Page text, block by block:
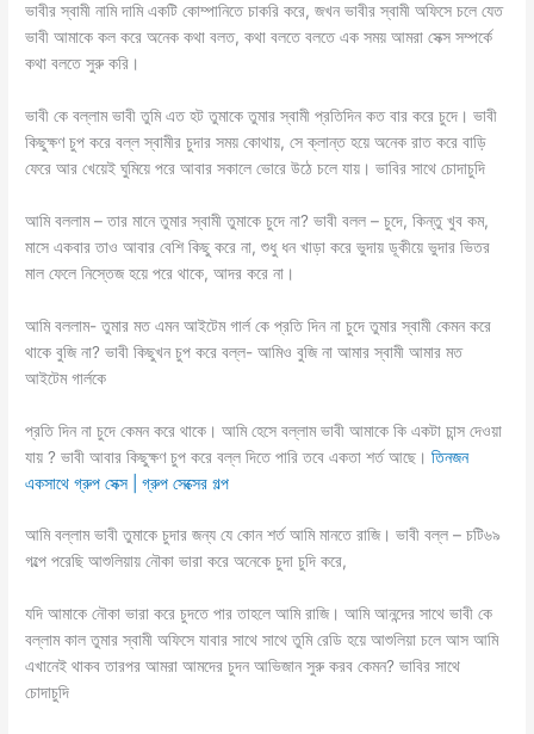
ভাবীর স্বামী নামি দামি একটি কোম্পানিতে চাকরি করে, জখন ভাবীর স্বামী অফিসে চলে যেত
ভাবী আমাকে কল করে অনেক কথা বলত, কথা বলতে বলতে এক সময় আমরা সেক্স সম্পর্কে
কথা বলতে সুরু করি।
ভাবী কে বল্লাম ভাবী তুমি এত হট তুমাকে তুমার স্বামী প্রতিদিন কত বার করে চুদে। ভাবী
কিছুক্ষণ চুপ করে বল্ল স্বামীর চুদার সময় কোথায়, সে ক্লান্ত হয়ে অনেক রাত করে বাড়ি
ফেরে আর খেয়েই ঘুমিয়ে পরে আবার সকালে ভোরে উঠে চলে যায়। ভাবির সাথে চোদাচুদি
আমি বললাম – তার মানে তুমার স্বামী তুমাকে চুদে না? ভাবী বলল – চুদে, কিন্তু খুব কম,
মাসে একবার তাও আবার বেশি কিছু করে না, শুধু ধন খাড়া করে ভুদায় ডূকীয়ে ভুদার ভিতর
মাল ফেলে নিস্তেজ হয়ে পরে থাকে, আদর করে না।
আমি বললাম- তুমার মত এমন আইটেম গার্ল কে প্রতি দিন না চুদে তুমার স্বামী কেমন করে
থাকে বুজি না? ভাবী কিছুখন চুপ করে বল্ল- আমিও বুজি না আমার স্বামী আমার মত
আইটেম গার্লকে
প্রতি দিন না চুদে কেমন করে থাকে। আমি হেসে বল্লাম ভাবী আমাকে কি একটা চান্স দেওয়া
যায় ? ভাবী আবার কিছুক্ষণ চুপ করে বল্ল দিতে পারি তবে একতা শর্ত আছে।তিনজন
একসাথে গ্রুপ সেক্স | গ্রুপ সেক্সের গল্প
আমি বল্লাম ভাবী তুমাকে চুদার জন্য যে কোন শর্ত আমি মানতে রাজি। ভাবী বল্ল – চটি৬৯
গল্পে পরেছি আশুলিয়ায় নৌকা ভারা করে অনেকে চুদা চুদি করে,
যদি আমাকে নৌকা ভারা করে চুদতে পার তাহলে আমি রাজি। আমি আনন্দের সাথে ভাবী কে
বল্লাম কাল তুমার স্বামী অফিসে যাবার সাথে সাথে তুমি রেডি হয়ে আশুলিয়া চলে আস আমি
এখানেই থাকব তারপর আমরা আমদের চুদন আভিজান সুরু করব কেমন? ভাবির সাথে
চোদাচুদি